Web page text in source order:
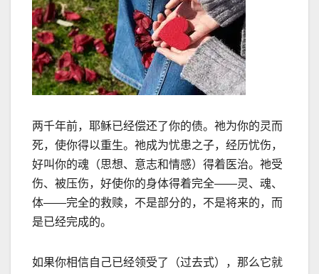
两千年前，耶稣已经偿还了你的债。祂为你的灵而
死，使你得以重生。祂成为忧患之子，经历忧伤，
好叫你的魂（思想、意志和情感）得着医治。祂受
伤、被压伤，好使你的身体得着完全——灵、魂、
体——完全的救赎，不是部分的，不是将来的，而
是已经完成的。
如果你相信自己已经领受了（过去式），那么它就